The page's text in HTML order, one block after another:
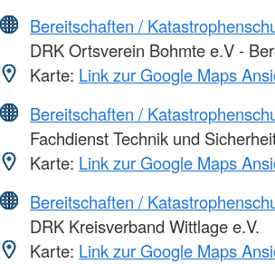
Bereitschaften /
DRK Ortsverein Bohmte e.V -
Karte: Link zur Google Maps
Bereitschaften /
Fachdienst Technik und
Karte: Link zur Google Maps
Bereitschaften /
DRK Kreisverband Wittlage e.V.
Karte: Link zur Google Maps